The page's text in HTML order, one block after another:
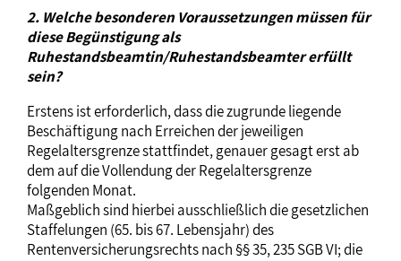
2. Welche besonderen Voraussetzungen müssen für
diese Begünstigung als
Ruhestandsbeamtin/Ruhestandsbeamter erfüllt
sein?
Erstens ist erforderlich, dass die zugrunde liegende
Beschäftigung nach Erreichen der jeweiligen
Regelaltersgrenze stattfindet, genauer gesagt erst ab
dem auf die Vollendung der Regelaltersgrenze
folgenden Monat.
Maßgeblich sind hierbei ausschließlich die gesetzlichen
Staffelungen (65. bis 67. Lebensjahr) des
Rentenversicherungsrechts nach §§ 35, 235 SGB VI; die